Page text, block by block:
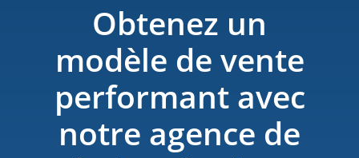
Obtenez un
modèle de vente
performant avec
notre agence de